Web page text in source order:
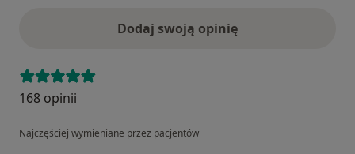
Dodaj swoją opinię
168 opinii
Najczęściej wymieniane przez pacjentów